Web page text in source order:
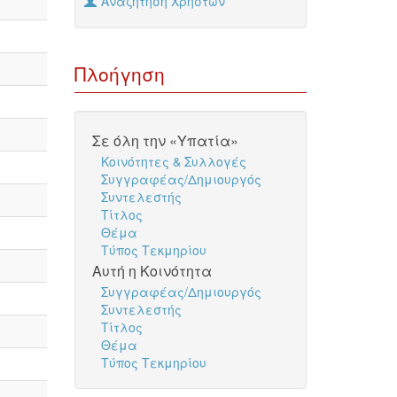
Πλοήγηση
Σε όλη την «Υπατία»
Κοινότητες & Συλλογές
Συγγραφέας/Δημιουργός
Συντελεστής
Τίτλος
Θέμα
Τύπος Τεκμηρίου
Αυτή η Κοινότητα
Συγγραφέας/Δημιουργός
Συντελεστής
Τίτλος
Θέμα
Τύπος Τεκμηρίου